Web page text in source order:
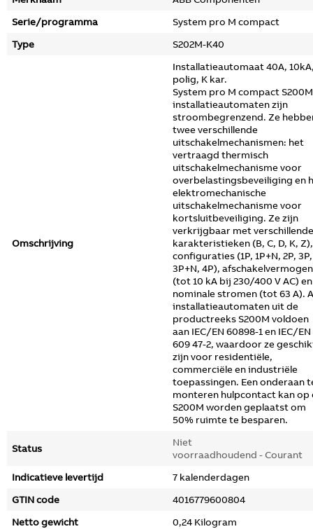
Serie/programma
System pro M compact
Type
S202M-K40
Omschrijving
Installatieautomaat 40A,
polig, K kar.
System pro M compact S200M
installatieautomaten zijn
stroombegrenzend. Ze
twee verschillende
uitschakelmechanismen: het
vertraagd thermisch
uitschakelmechanisme voor
overbelastingsbeveiliging en
elektromechanische
uitschakelmechanisme voor
kortsluitbeveiliging. Ze zijn
verkrijgbaar met verschillende
karakteristieken (B, C, D, K, Z),
configuraties (1P, 1P+N, 2P, 3P,
3P+N, 4P),
(tot 10 kA bij 230/400 V AC) en
nominale stromen (tot 63 A).
installatieautomaten uit de
productreeks S200M voldoen
aan IEC/EN 60898-1 en IEC/EN
609 47-2, waardoor ze
zijn voor residentiële,
commerciële en industriële
toepassingen. Een onderaan
monteren hulpcontact kan op
S200M worden geplaatst om
50% ruimte te besparen.
Status
Niet
voorraadhoudend - Courant
Indicatieve levertijd
7 kalenderdagen
GTIN code
4016779600804
Netto gewicht
0,24 Kilogram